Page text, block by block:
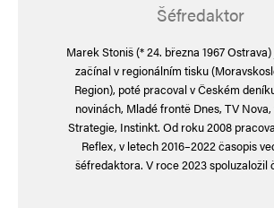
Šéfredaktor
Marek Stoniš (* 24. března 1967
začínal v regionálním tisku
Region), poté pracoval v Českém
novinách, Mladé frontě Dnes, TV
Strategie, Instinkt. Od roku 2008
Reflex, v letech 2016–2022 časopis
šéfredaktora. V roce 2023 spoluzaložil